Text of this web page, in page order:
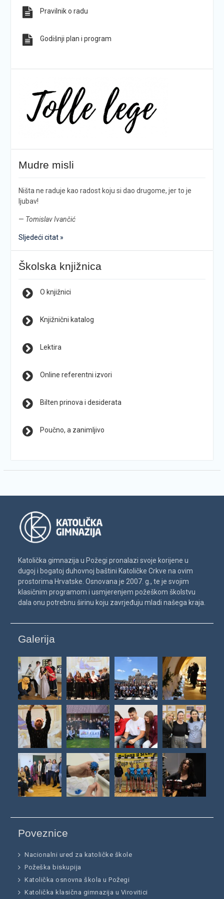
Pravilnik o radu
Godišnji plan i program
Mudre misli
Ništa ne raduje kao radost koju si dao drugome, jer to je
ljubav!
— Tomislav Ivančić
Sljedeći citat »
Školska knjižnica
O knjižnici
Knjižnični katalog
Lektira
Online referentni izvori
Bilten prinova i desiderata
Poučno, a zanimljivo
Katolička gimnazija u Požegi pronalazi svoje korijene u
dugoj i bogatoj duhovnoj baštini Katoličke Crkve na ovim
prostorima Hrvatske. Osnovana je 2007. g., te je svojim
klasičnim programom i usmjerenjem požeškom školstvu
dala onu potrebnu širinu koju zavrjeđuju mladi našega kraja.
Galerija
Poveznice
Nacionalni ured za katoličke škole
Požeška biskupija
Katolička osnovna škola u Požegi
Katolička klasična gimnazija u Virovitici